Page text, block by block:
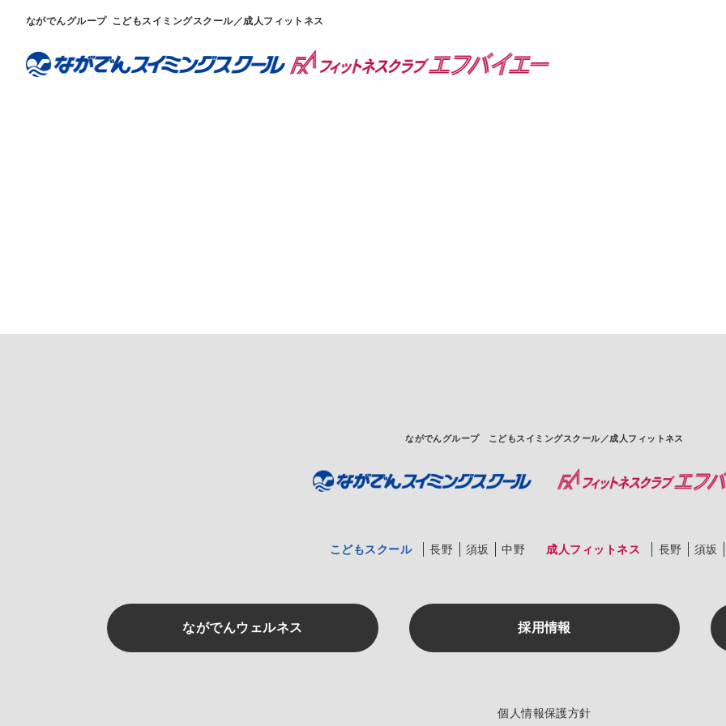
ながでんグループ こどもスイミングスクール／成人フィットネス
ながでんグループ こどもスイミングスクール／成人フィットネス
こどもスクール 長野 須坂 中野 成人フィットネス 長野 須坂
ながでんウェルネス 採用情報
個人情報保護方針